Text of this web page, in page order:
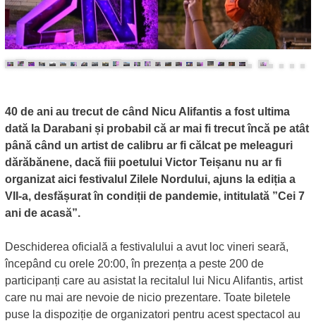
40 de ani au trecut de când Nicu Alifantis a fost ultima
dată la Darabani și probabil că ar mai fi trecut încă pe atât
până când un artist de calibru ar fi călcat pe meleaguri
dărăbănene, dacă fiii poetului Victor Teișanu nu ar fi
organizat aici festivalul Zilele Nordului, ajuns la ediția a
VII-a, desfășurat în condiții de pandemie, intitulată ”Cei 7
ani de acasă”.
Deschiderea oficială a festivalului a avut loc vineri seară,
începând cu orele 20:00, în prezența a peste 200 de
participanți care au asistat la recitalul lui Nicu Alifantis, artist
care nu mai are nevoie de nicio prezentare. Toate biletele
puse la dispoziție de organizatori pentru acest spectacol au